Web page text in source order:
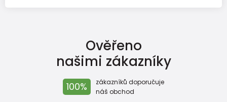
133 139 145
Botky pro předškoláka
Ověřeno
našimi zákazníky
100%
zákazníků doporučuje
náš obchod